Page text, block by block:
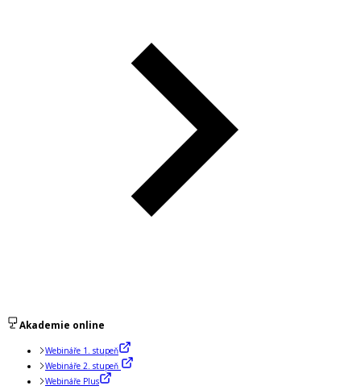
Akademie online
Webináře 1. stupeň
Webináře 2. stupeň
Webináře Plus